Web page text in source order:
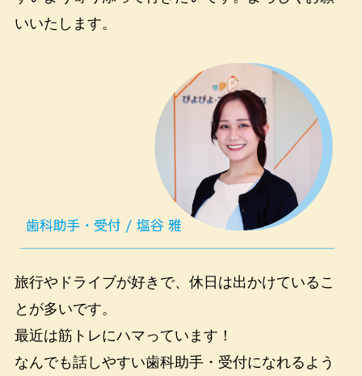
いいたします。
旅行やドライブが好きで、休日は出かけているこ
とが多いです。
最近は筋トレにハマっています！
なんでも話しやすい歯科助手・受付になれるよう